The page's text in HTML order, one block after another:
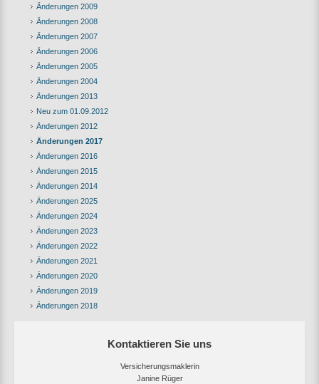
Änderungen 2009
Änderungen 2008
Änderungen 2007
Änderungen 2006
Änderungen 2005
Änderungen 2004
Änderungen 2013
Neu zum 01.09.2012
Änderungen 2012
Änderungen 2017
Änderungen 2016
Änderungen 2015
Änderungen 2014
Änderungen 2025
Änderungen 2024
Änderungen 2023
Änderungen 2022
Änderungen 2021
Änderungen 2020
Änderungen 2019
Änderungen 2018
Kontaktieren Sie uns
Versicherungsmaklerin
Janine Rüger